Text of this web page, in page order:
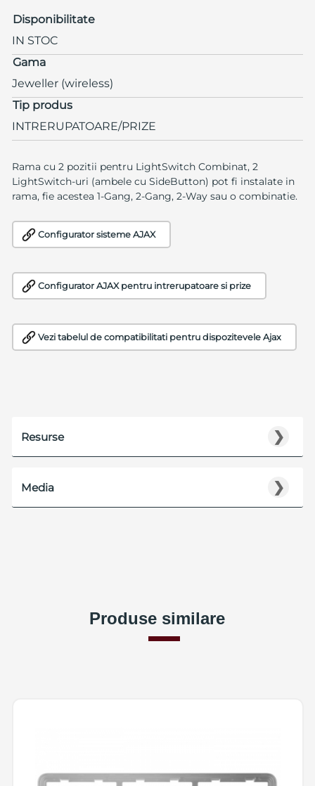
Disponibilitate
IN STOC
Gama
Jeweller (wireless)
Tip produs
INTRERUPATOARE/PRIZE
Rama cu 2 pozitii pentru LightSwitch Combinat, 2
LightSwitch-uri (ambele cu SideButton) pot fi instalate in
rama, fie acestea 1-Gang, 2-Gang, 2-Way sau o combinatie.
Configurator sisteme AJAX
Configurator AJAX pentru intrerupatoare si prize
Vezi tabelul de compatibilitati pentru dispozitevele Ajax
❯
Resurse
❯
Media
Produse similare